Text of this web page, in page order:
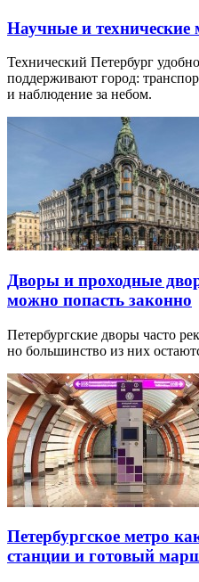
Научные и технические
Технический Петербург
поддерживают город:
и наблюдение за небом.
Дворы и проходные
можно попасть законно
Петербургские дворы часто
но большинство из них
Петербургское метро
станции и готовый